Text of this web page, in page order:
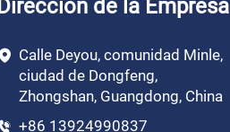
Dirección de la Empresa
Calle Deyou, comunidad Minle,
ciudad de Dongfeng,
Zhongshan, Guangdong, China
+86 13924990837